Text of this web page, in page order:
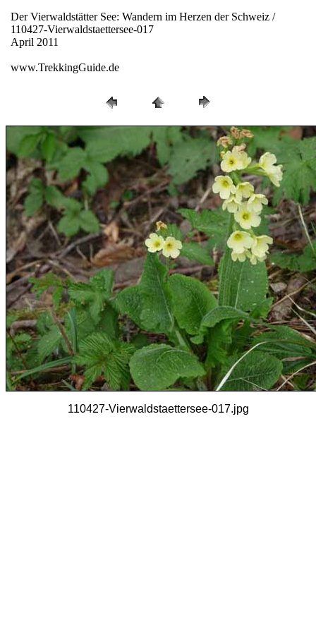
Der Vierwaldstätter See: Wandern im Herzen der Schweiz /
110427-Vierwaldstaettersee-017
April 2011
www.TrekkingGuide.de
110427-Vierwaldstaettersee-017.jpg